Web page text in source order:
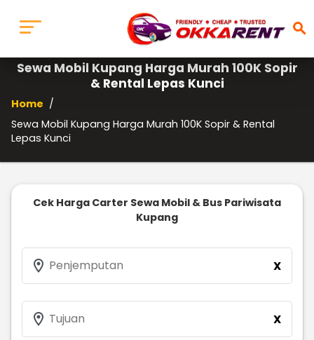
search
Sewa Mobil Kupang Harga Murah 100K Sopir
& Rental Lepas Kunci
Home /
Sewa Mobil Kupang Harga Murah 100K Sopir & Rental
Lepas Kunci
Cek Harga Carter Sewa Mobil & Bus Pariwisata
Kupang
location_on Penjemputan X
location_on Tujuan X